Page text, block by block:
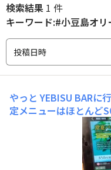
検索結果 1 件
キーワード:#小豆島オリ
投稿日時
やっと YEBISU BARに
定メニューはほとんど
常夏パインアンバーは
いのほか美味しかった
ス1杯で終わりますが
追加🍺 健診の結果